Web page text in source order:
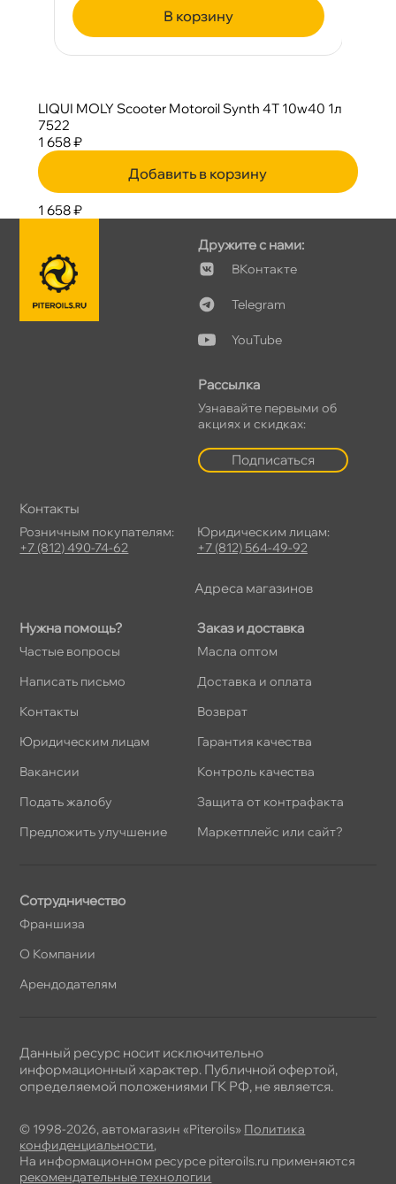
корзину
LIQUI MOLY Scooter Motoroil Synth 4T 10w40 1л
7522
1 658 ₽
Добавить в корзину
1 658 ₽
Нужна помощь?
Частые вопросы
Написать письмо
Контакты
Юридическим лицам
акансии
Подать жалобу
Предложить улучшение
Заказ и доставка
Масла оптом
Доставка и оплата
озврат
Гарантия качества
Контроль качества
Защита от контрафакта
Маркетплейс или сайт?
Дружите с нами:
Контакте
Telegram
YouTube
Рассылка
Узнавайте первыми о
акциях и скидках:
Подписаться
Сотрудничество
Франшиза
О Компании
Арендодателям
Контакты
Розничным покупателям:
+7 (812) 490-74-62
Юридическим лицам:
+7 (812) 564-49-92
Адреса магазино
© 1998-2026, автомагазин «Piteroils» Политика
конфиденциальности,
На информационном ресурсе piteroils.ru применяются
рекомендательные технологии
Данный ресурс носит исключительно
информационный характер. Публичной офертой,
определяемой положениями ГК РФ, не является.